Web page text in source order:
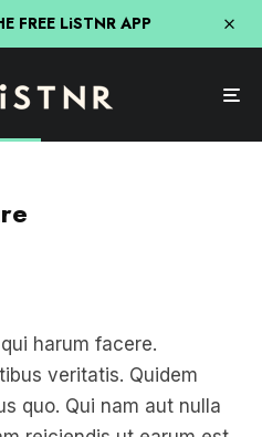
FREE LiSTNR APP
harum facere.
veritatis. Quidem
quo. Qui nam aut nulla